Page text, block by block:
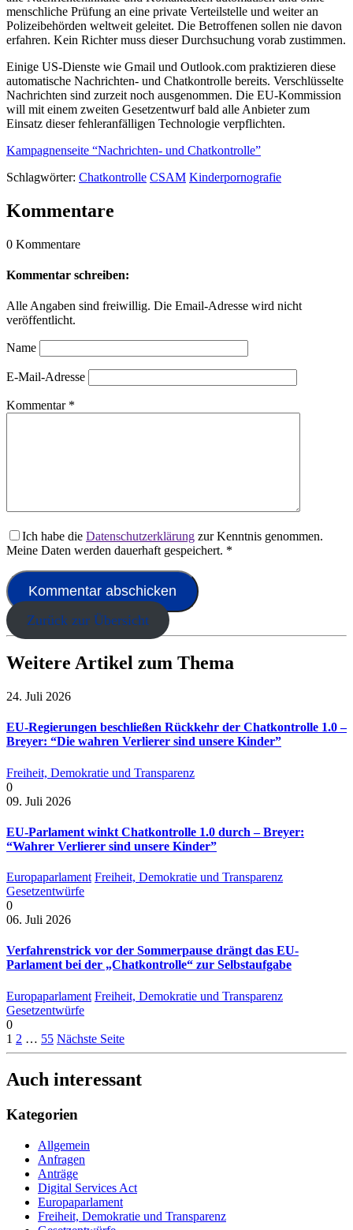
menschliche Prüfung an eine private Verteilstelle und weiter an
Polizeibehörden weltweit geleitet. Die Betroffenen sollen nie davon
erfahren. Kein Richter muss dieser Durchsuchung vorab zustimmen.
Einige US-Dienste wie Gmail und Outlook.com praktizieren diese
automatische Nachrichten- und Chatkontrolle bereits. Verschlüsselte
Nachrichten sind zurzeit noch ausgenommen. Die EU-Kommission
will mit einem zweiten Gesetzentwurf bald alle Anbieter zum
Einsatz dieser fehleranfälligen Technologie verpflichten.
Kampagnenseite “Nachrichten- und Chatkontrolle”
Schlagwörter: Chatkontrolle CSAM Kinderpornografie
Kommentare
0 Kommentare
Kommentar schreiben:
Alle Angaben sind freiwillig. Die Email-Adresse wird nicht
veröffentlicht.
Name
E-Mail-Adresse
Kommentar *
Ich habe die Datenschutzerklärung zur Kenntnis genommen.
Meine Daten werden dauerhaft gespeichert. *
Zurück zur Übersicht
Weitere Artikel zum Thema
24. Juli 2026
EU-Regierungen beschließen Rückkehr der Chatkontrolle 1.0 –
Breyer: “Die wahren Verlierer sind unsere Kinder”
Freiheit, Demokratie und Transparenz
0
09. Juli 2026
EU-Parlament winkt Chatkontrolle 1.0 durch – Breyer:
“Wahrer Verlierer sind unsere Kinder”
Europaparlament Freiheit, Demokratie und Transparenz
Gesetzentwürfe
0
06. Juli 2026
Verfahrenstrick vor der Sommerpause drängt das EU-
Parlament bei der „Chatkontrolle“ zur Selbstaufgabe
Europaparlament Freiheit, Demokratie und Transparenz
Gesetzentwürfe
0
1 2 … 55 Nächste Seite
Auch interessant
Kategorien
Allgemein
Anfragen
Anträge
Digital Services Act
Europaparlament
Freiheit, Demokratie und Transparenz